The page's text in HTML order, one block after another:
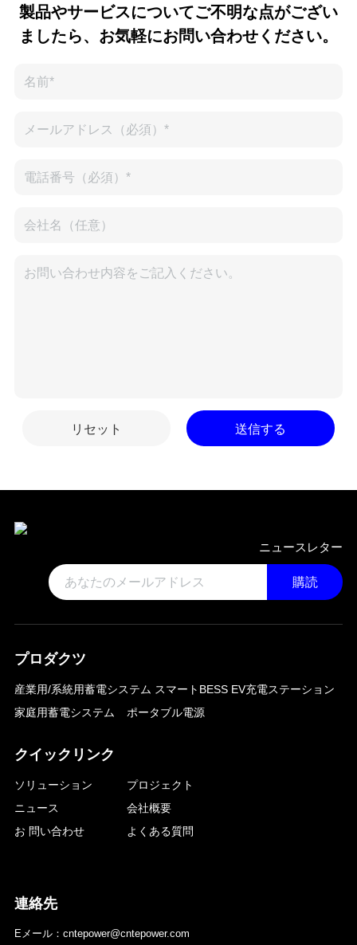
製品やサービスについてご不明な点がござい
ましたら、お気軽にお問い合わせください。
リセット 送信する
ニュースレター
購読
プロダクツ
産業用/系統用蓄電システム スマートBESS EV充電ステーション
家庭用蓄電システム
ポータブル電源
クイックリンク
ソリューション
プロジェクト
ニュース
会社概要
お 問い合わせ
よくある質問
連絡先
Eメール：cntepower@cntepower.com